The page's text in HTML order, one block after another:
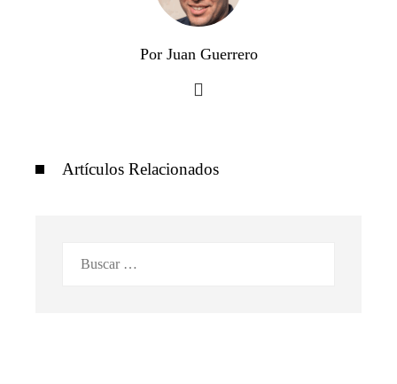
Por Juan Guerrero
Artículos Relacionados